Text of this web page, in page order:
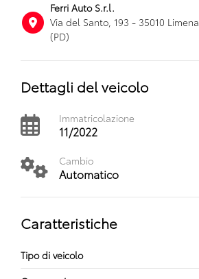
Ferri Auto S.r.l.
Via del Santo, 193 - 35010 Limena
(PD)
Dettagli del veicolo
Immatricolazione
11/2022
Cambio
Automatico
Caratteristiche
Tipo di veicolo